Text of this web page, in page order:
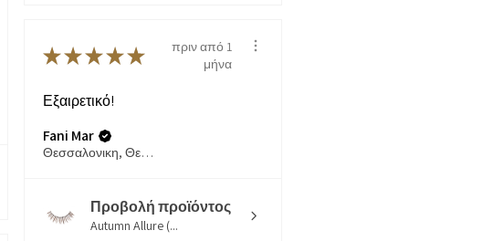
★★★★★
πριν από 1
μήνα
Εξαιρετικό!
Fani Mar
Θεσσαλονικη, Θεσσαλονίκη
Προβολή προϊόντος
Autumn Allure (...